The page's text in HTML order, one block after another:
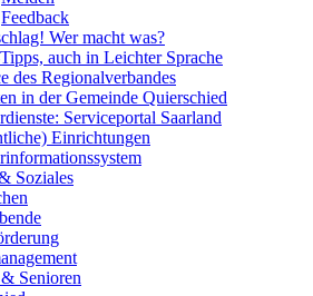
Feedback
Wer macht was?
auch in Leichter Sprache
des Regionalverbandes
in der Gemeinde Quierschied
Serviceportal Saarland
Einrichtungen
Soziales
Senioren